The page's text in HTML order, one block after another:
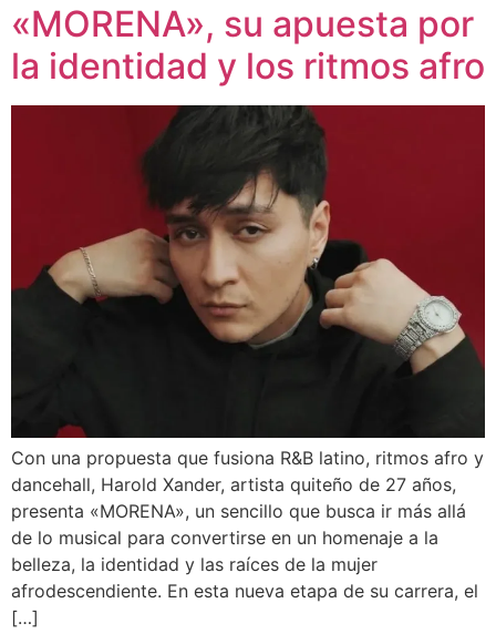
«MORENA», su apuesta por
la identidad y los ritmos afro
Con una propuesta que fusiona R&B latino, ritmos afro y
dancehall, Harold Xander, artista quiteño de 27 años,
presenta «MORENA», un sencillo que busca ir más allá
de lo musical para convertirse en un homenaje a la
belleza, la identidad y las raíces de la mujer
afrodescendiente. En esta nueva etapa de su carrera, el
[…]